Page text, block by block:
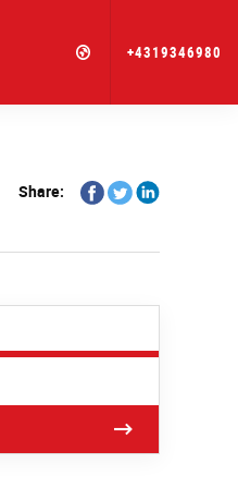
+4319346980
Share:
Share
on
Share
on
Share